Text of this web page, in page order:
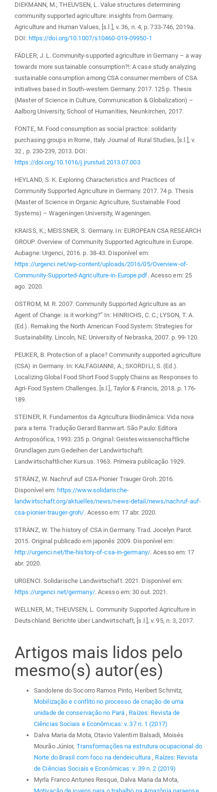
DIEKMANN, M.; THEUVSEN, L. Value structures determining
community supported agriculture: insights from Germany.
Agriculture and Human Values, [s.l.], v. 36, n. 4, p. 733-746, 2019a.
DOI: https://doi.org/10.1007/s10460-019-09950-1
FÄDLER, J. L. Community-supported agriculture in Germany – a way
towards more sustainable consumption?!: A case study analyzing
sustainable consumption among CSA consumer members of CSA
initiatives based in South-western Germany. 2017. 125 p. Thesis
(Master of Science in Culture, Communication & Globalization) –
Aalborg University, School of Humanities, Neunkirchen, 2017.
FONTE, M. Food consumption as social practice: solidarity
purchasing groups in Rome, Italy. Journal of Rural Studies, [s.l.], v.
32 , p. 230-239, 2013. DOI:
https://doi.org/10.1016/j.jrurstud.2013.07.003
HEYLAND, S. K. Exploring Characteristics and Practices of
Community Supported Agriculture in Germany. 2017. 74 p. Thesis
(Master of Science in Organic Agriculture, Sustainable Food
Systems) – Wageningen University, Wageningen.
KRAISS, K.; MEISSNER, S. Germany. In: EUROPEAN CSA RESEARCH
GROUP. Overview of Community Supported Agriculture in Europe.
Aubagne: Urgenci, 2016. p. 38-43. Disponível em:
https://urgenci.net/wp-content/uploads/2016/05/Overview-of-
Community-Supported-Agriculture-in-Europe.pdf. Acesso em: 25
ago. 2020.
OSTROM, M. R. 2007. Community Supported Agriculture as an
Agent of Change: is it working?” In: HINRICHS, C. C.; LYSON, T. A.
(Ed.). Remaking the North American Food System: Strategies for
Sustainability. Lincoln, NE: University of Nebraska, 2007. p. 99-120.
PEUKER, B. Protection of a place? Community supported agriculture
(CSA) in Germany. In: KALFAGIANNI, A.; SKORDILI, S. (Ed.).
Localizing Global Food Short Food Supply Chains as Responses to
Agri-Food System Challenges. [s.l.], Taylor & Francis, 2018. p. 176-
189.
STEINER, R. Fundamentos da Agricultura Biodinâmica: Vida nova
para a terra. Tradução Gerard Bannwart. São Paulo: Editora
Antroposófica, 1993. 235 p. Original: Geisteswissenschaftliche
Grundlagen zum Gedeihen der Landwirtschaft.
Landwirtschaftlicher Kursus. 1963. Primeira publicação 1929.
STRÄNZ, W. Nachruf auf CSA-Pionier Trauger Groh. 2016.
Disponível em: https://www.solidarische-
landwirtschaft.org/aktuelles/news/news-detail/news/nachruf-auf-
csa-pionier-trauger-groh/. Acesso em: 17 abr. 2020.
STRÄNZ, W. The history of CSA in Germany. Trad. Jocelyn Parot.
2015. Original publicado em japonês 2009. Disponível em:
http://urgenci.net/the-history-of-csa-in-germany/. Acesso em: 17
abr. 2020.
URGENCI. Solidarische Landwirtschaft. 2021. Disponível em:
https://urgenci.net/germany/. Acesso em: 30 out. 2021.
WELLNER, M.; THEUVSEN, L. Community Supported Agriculture in
Deutschland. Berichte über Landwirtschaft, [s.l.], v. 95, n. 3, 2017.
Artigos mais lidos pelo
mesmo(s) autor(es)
Sandolene do Socorro Ramos Pinto, Heribert Schmitz,
Mobilização e conflito no processo de criação de uma
unidade de conservação no Pará, Raízes: Revista de
Ciências Sociais e Econômicas: v. 37 n. 1 (2017)
Dalva Maria da Mota, Otavio Valentim Balsadi, Moisés
Mourão Júnior, Transformações na estrutura ocupacional do
Norte do Brasil com foco na dendeicultura, Raízes: Revista
de Ciências Sociais e Econômicas: v. 39 n. 2 (2019)
Myrla Franco Antunes Resque, Dalva Maria da Mota,